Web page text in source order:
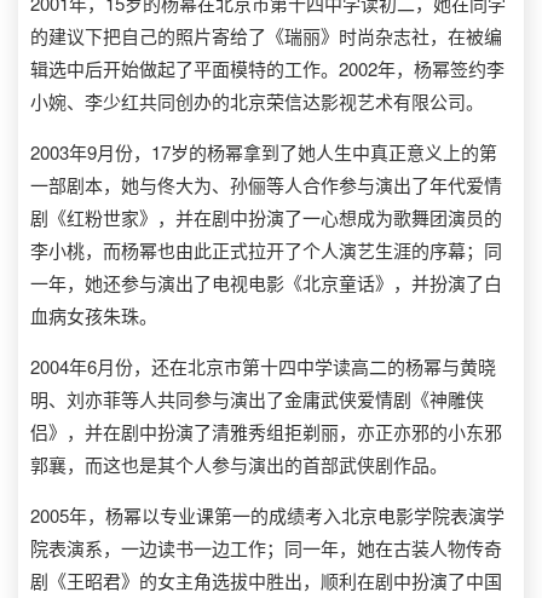
的建议下把自己的照片寄给了《瑞丽》时尚杂志社，在被编
辑选中后开始做起了平面模特的工作。2002年，杨幂签约李
小婉、李少红共同创办的北京荣信达影视艺术有限公司。
2003年9月份，17岁的杨幂拿到了她人生中真正意义上的第
一部剧本，她与佟大为、孙俪等人合作参与演出了年代爱情
剧《红粉世家》，并在剧中扮演了一心想成为歌舞团演员的
李小桃，而杨幂也由此正式拉开了个人演艺生涯的序幕；同
一年，她还参与演出了电视电影《北京童话》，并扮演了白
血病女孩朱珠。
2004年6月份，还在北京市第十四中学读高二的杨幂与黄晓
明、刘亦菲等人共同参与演出了金庸武侠爱情剧《神雕侠
侣》，并在剧中扮演了清雅秀组拒剃丽，亦正亦邪的小东邪
郭襄，而这也是其个人参与演出的首部武侠剧作品。
2005年，杨幂以专业课第一的成绩考入北京电影学院表演学
院表演系，一边读书一边工作；同一年，她在古装人物传奇
剧《王昭君》的女主角选拔中胜出，顺利在剧中扮演了中国